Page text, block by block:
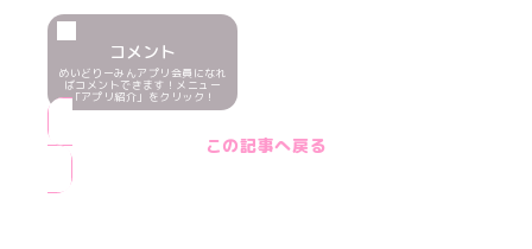
コメント
めいどりーみんアプリ会員になれ
ばコメントできます！メニュー
「アプリ紹介」をクリック！
この記事へ戻る